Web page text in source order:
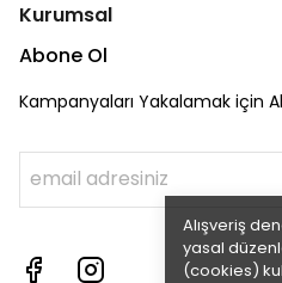
Alışveriş
yasal
(cookies)
Kurumsal
Abone Ol
Kampanyaları Yakalamak için